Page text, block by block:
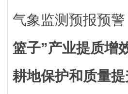
气象监测预报预
篮子”产业提质增
耕地保护和质量提